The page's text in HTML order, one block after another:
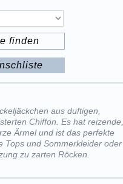
finden
aus duftigen,
Chiffon. Es hat reizende,
Ärmel und ist das perfekte
Tops und Sommerkleider oder
zu zarten Röcken.